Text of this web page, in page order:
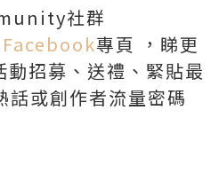
社群
Facebook專頁 ，睇更
招募、送禮、緊貼最
話或創作者流量密碼